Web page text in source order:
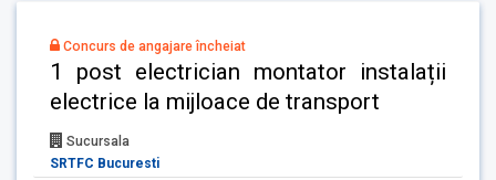
Concurs de angajare încheiat
1 post electrician montator instalații
electrice la mijloace de transport
Sucursala
SRTFC Bucuresti